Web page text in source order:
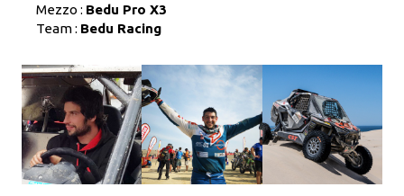
Mezzo : Bedu Pro X3
Team : Bedu Racing